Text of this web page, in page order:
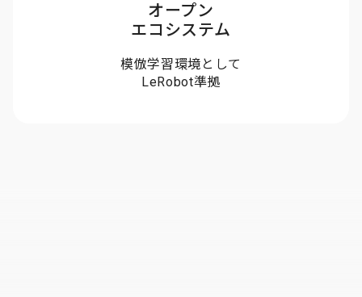
オープン
エコシステム
模倣学習環境として
LeRobot準拠